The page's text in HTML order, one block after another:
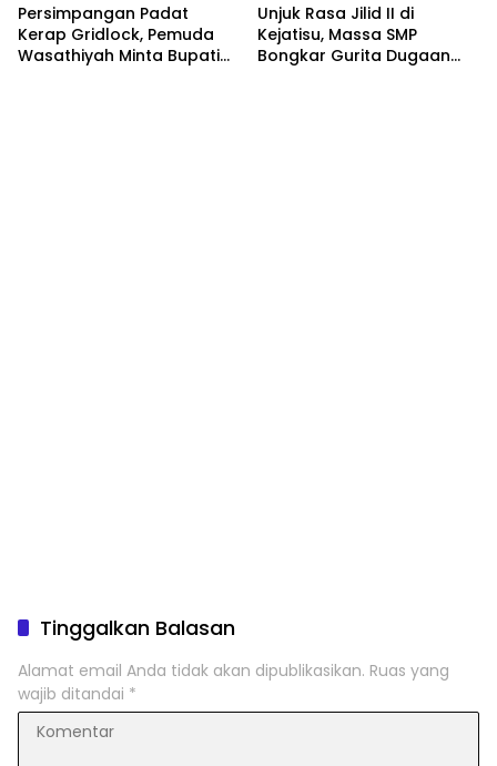
Persimpangan Padat
Kerap Gridlock, Pemuda
Wasathiyah Minta Bupati
Unjuk Rasa Jilid II di
Kejatisu, Massa SMP
Bongkar Gurita Dugaan
Tinggalkan Balasan
Alamat email Anda tidak akan dipublikasikan. Ruas yang
wajib ditandai *